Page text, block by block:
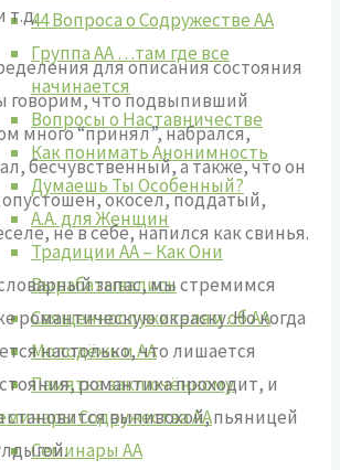
44 Вопроса о Содружестве АА
Группа АА …там где все
начинается
Вопросы о Наставничестве
Как понимать Анонимность
Думаешь Ты Особенный?
А.А. для Женщин
Традиции АА – Как Они
Вырабатывались
Священнослужителям об АА
Молодёжь и АА
Памятка заключённому
Содружества АА
Семинары АА
т.д.
для описания состояния
говорим, что подвыпивший
много “принял”, набрался,
бесчувственный, а также, что он
окосел, поддатый,
не в себе, напился как свинья.
запас, мы стремимся
романтическую окраску. Но когда
настолько, что лишается
романтика проходит, и
становится выпивохой, пьяницей